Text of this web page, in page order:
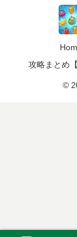
攻略まとめ
©